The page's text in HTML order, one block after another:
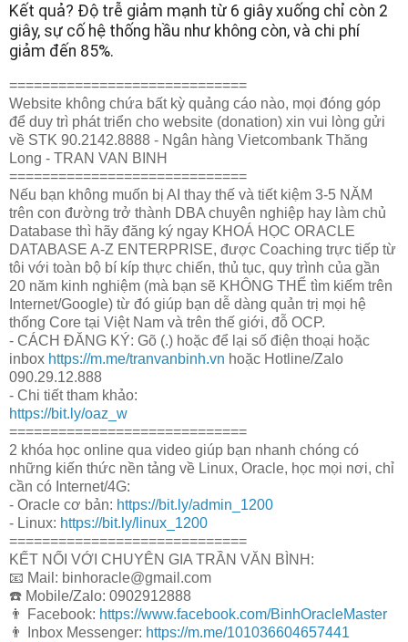
Kết quả? Độ trễ giảm mạnh từ 6 giây xuống chỉ còn 2
giây, sự cố hệ thống hầu như không còn, và chi phí
giảm đến 85%.
=============================
Website không chứa bất kỳ quảng cáo nào, mọi đóng góp
để duy trì phát triển cho website (donation) xin vui lòng gửi
về STK 90.2142.8888 - Ngân hàng Vietcombank Thăng
Long - TRAN VAN BINH
=============================
Nếu bạn không muốn bị AI thay thế và tiết kiệm 3-5 NĂM
trên con đường trở thành DBA chuyên nghiệp hay làm chủ
Database thì hãy đăng ký ngay KHOÁ HỌC ORACLE
DATABASE A-Z ENTERPRISE, được Coaching trực tiếp từ
tôi với toàn bộ bí kíp thực chiến, thủ tục, quy trình của gần
20 năm kinh nghiệm (mà bạn sẽ KHÔNG THỂ tìm kiếm trên
Internet/Google) từ đó giúp bạn dễ dàng quản trị mọi hệ
thống Core tại Việt Nam và trên thế giới, đỗ OCP.
- CÁCH ĐĂNG KÝ: Gõ (.) hoặc để lại số điện thoại hoặc
inbox https://m.me/tranvanbinh.vn hoặc Hotline/Zalo
090.29.12.888
- Chi tiết tham khảo:
https://bit.ly/oaz_w
=============================
2 khóa học online qua video giúp bạn nhanh chóng có
những kiến thức nền tảng về Linux, Oracle, học mọi nơi, chỉ
cần có Internet/4G:
- Oracle cơ bản: https://bit.ly/admin_1200
- Linux: https://bit.ly/linux_1200
=============================
KẾT NỐI VỚI CHUYÊN GIA TRẦN VĂN BÌNH:
📧 Mail: binhoracle@gmail.com
☎️ Mobile/Zalo: 0902912888
👨 Facebook: https://www.facebook.com/BinhOracleMaster
👨 Inbox Messenger: https://m.me/101036604657441